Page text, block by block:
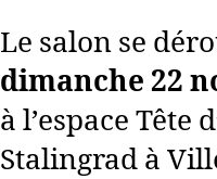
Le salon se
dimanche 22
à l’espace Tête
Stalingrad à